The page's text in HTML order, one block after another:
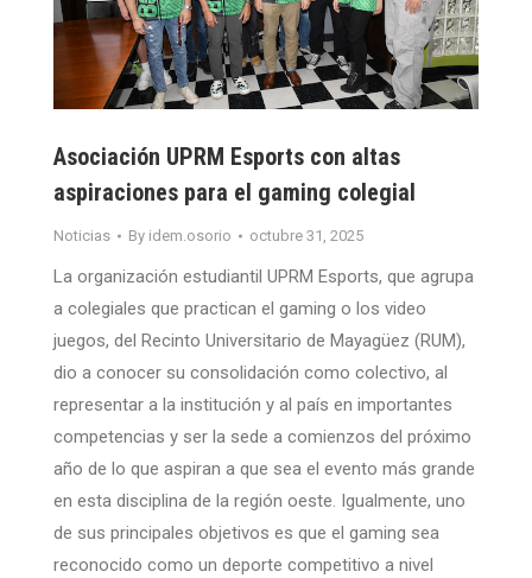
Asociación UPRM Esports con altas
aspiraciones para el gaming colegial
Noticias By idem.osorio octubre 31, 2025
La organización estudiantil UPRM Esports, que agrupa
a colegiales que practican el gaming o los video
juegos, del Recinto Universitario de Mayagüez (RUM),
dio a conocer su consolidación como colectivo, al
representar a la institución y al país en importantes
competencias y ser la sede a comienzos del próximo
año de lo que aspiran a que sea el evento más grande
en esta disciplina de la región oeste. Igualmente, uno
de sus principales objetivos es que el gaming sea
reconocido como un deporte competitivo a nivel